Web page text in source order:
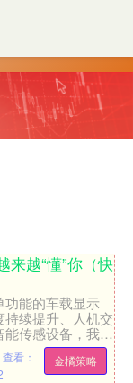
来越“懂”你（快
功能的车载显示
持续提升、人机交
传感设备，我国
头良好。 智能车
行业利润....金橘策略
查看：